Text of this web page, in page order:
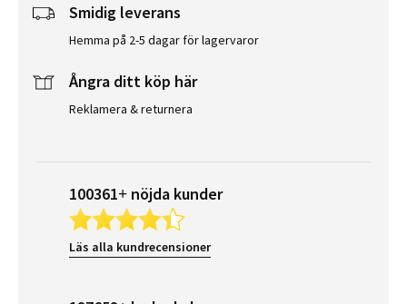
Smidig leverans
Hemma på 2-5 dagar för lagervaror
Ångra ditt köp här
Reklamera & returnera
100361+ nöjda kunder
Läs alla kundrecensioner